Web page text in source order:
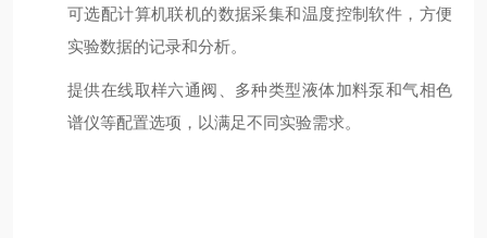
可选配计算机联机的数据采集和温度控制软件，方便
实验数据的记录和分析。
提供在线取样六通阀、多种类型液体加料泵和气相色
谱仪等配置选项，以满足不同实验需求。